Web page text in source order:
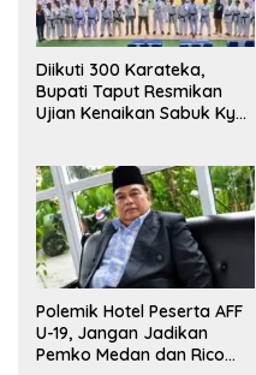
Diikuti 300 Karateka,
Bupati Taput Resmikan
Ujian Kenaikan Sabuk Kyu
Polemik Hotel Peserta AFF
U-19, Jangan Jadikan
Pemko Medan dan Rico